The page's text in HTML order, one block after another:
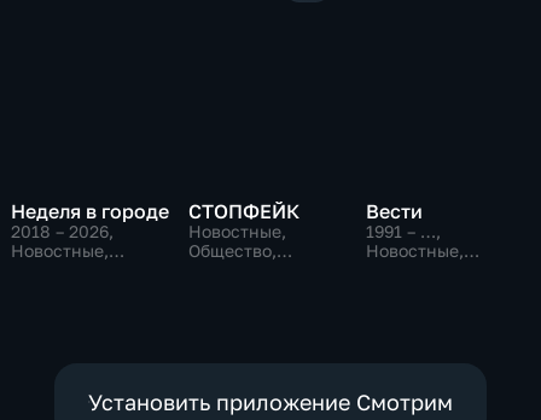
Неделя в городе
2018 – 2026,
Новостные,
СТОПФЕЙК
Новостные,
Общество,
Вести
1991 – …,
Новостные,
Установить приложение Смотрим